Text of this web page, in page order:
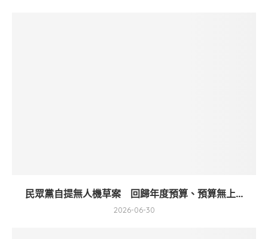
民眾黨自提無人機草案 回歸年度預算、預算無上...
2026-06-30